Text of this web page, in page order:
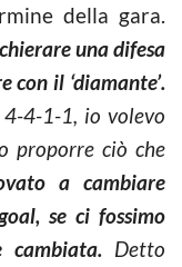
della gara.
una difesa
con il ‘diamante’.
4-1-1, io volevo
proporre ciò che
a cambiare
se ci fossimo
Detto